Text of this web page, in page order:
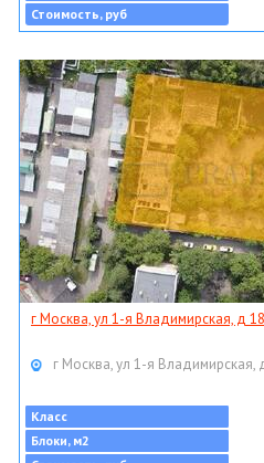
Стоимость, руб
г Москва, ул 1-я Владимирская, д
г Москва, ул 1-я Владимирская,
Класс
Блоки, м2